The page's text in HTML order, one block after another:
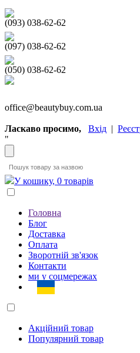
(093) 038-62-62
(097) 038-62-62
(050) 038-62-62
office@beautybuy.com.ua
Ласкаво просимо, Вхід |
"
У кошику, 0 товарів
Головна
Блог
Доставка
Оплата
Зворотній зв'язок
Контакти
ми у соцмережах
Акційний товар
Популярний товар